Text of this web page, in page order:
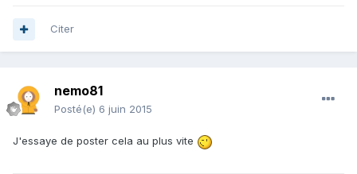
Citer
nemo81
Posté(e) 6 juin 2015
J'essaye de poster cela au plus vite